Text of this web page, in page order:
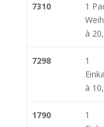
7310
1
à
7298
1
à
1790
1